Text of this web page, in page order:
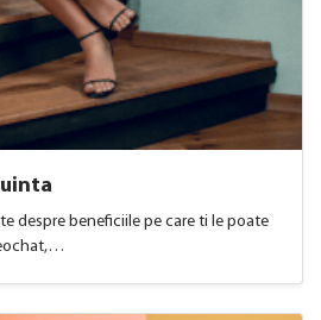
despre beneficiile pe care ti le poate